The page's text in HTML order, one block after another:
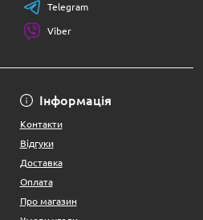
Інформація
Контакти
Відгуки
Доставка
Оплата
Про магазин
Telegram
Viber